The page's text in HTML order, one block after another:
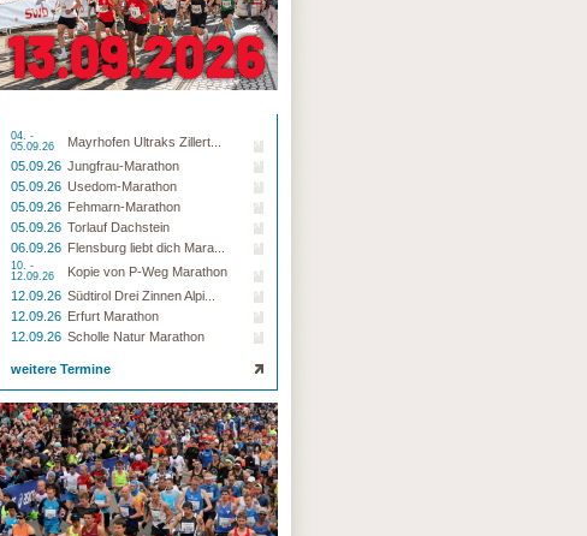
04. -
05.09.26
Mayrhofen Ultraks Zillert...
05.09.26 Jungfrau-Marathon
05.09.26 Usedom-Marathon
05.09.26 Fehmarn-Marathon
05.09.26 Torlauf Dachstein
06.09.26 Flensburg liebt dich Mara...
10. -
12.09.26
Kopie von P-Weg Marathon
12.09.26 Südtirol Drei Zinnen Alpi...
12.09.26 Erfurt Marathon
12.09.26 Scholle Natur Marathon
weitere Termine